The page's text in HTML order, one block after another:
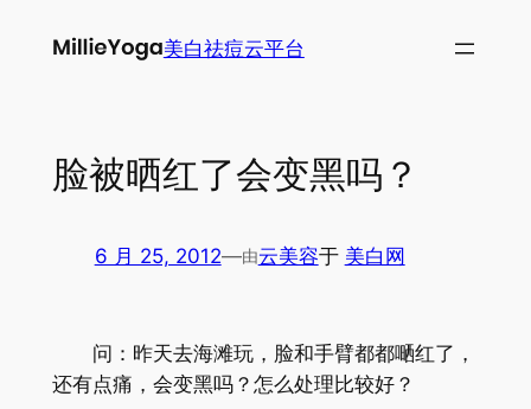
美白祛痘云平台
脸被晒红了会变黑吗？
6 月 25, 2012—由云美容于 美白网
问：昨天去海滩玩，脸和手臂都都嗮红了，
还有点痛，会变黑吗？怎么处理比较好？